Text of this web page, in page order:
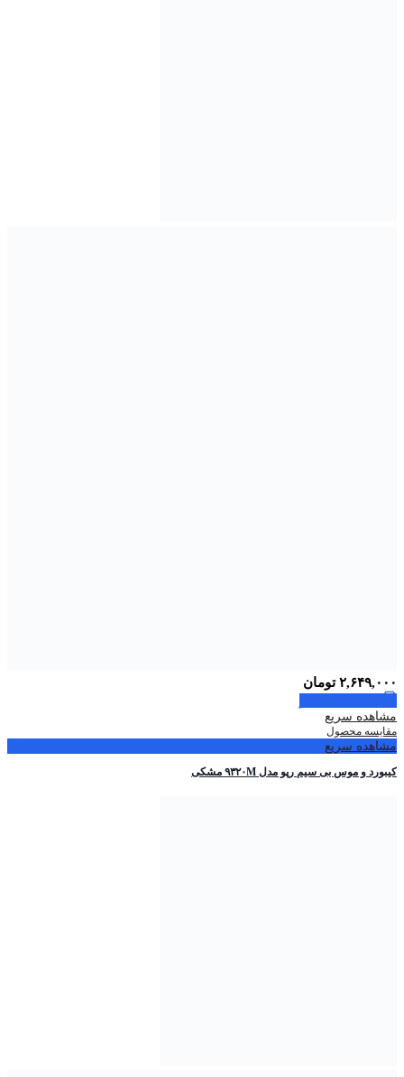
۲,۶۴۹,۰۰۰ تومان
مشاهده سریع
مقایسه محصول
مشاهده سریع
کیبورد و موس بی سیم رپو مدل ۹۳۲۰M مشکی